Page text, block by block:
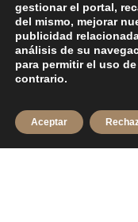
estaban
dudas, con
perro necesitaba
En laEscuela El
emoción, la
Y esta guía recoge
gestionar el portal,
del mismo, mejorar
publicidad
análisis de su
para permitir el uso
contrario.
Aceptar